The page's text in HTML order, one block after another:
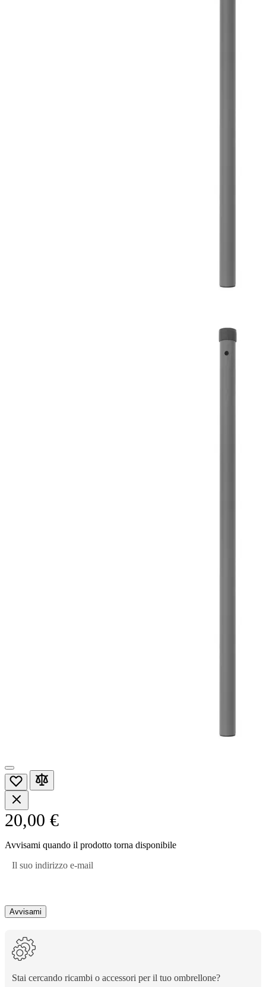
20,00 €
Avvisami quando il prodotto torna disponibile
Il suo indirizzo e-mail
Avvisami
Stai cercando ricambi o accessori per il tuo ombrellone?